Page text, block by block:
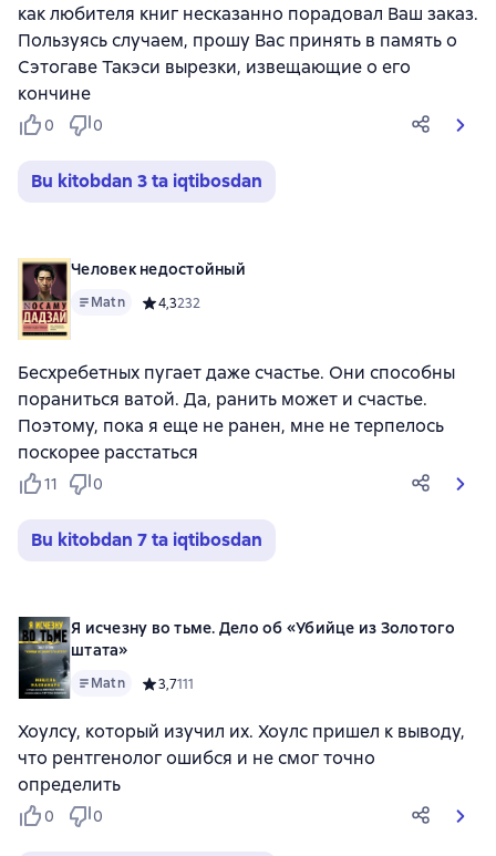
как любителя книг несказанно порадовал Ваш заказ.
Пользуясь случаем, прошу Вас принять в память о
Сэтогаве Такэси вырезки, извещающие о его
кончине
0 0
Bu kitobdan 3 ta iqtibosdan
Человек недостойный
Matn Средний рейтинг 4,3 на основе 232 оценок
4,3232
Бесхребетных пугает даже счастье. Они способны
пораниться ватой. Да, ранить может и счастье.
Поэтому, пока я еще не ранен, мне не терпелось
поскорее расстаться
11 0
Bu kitobdan 7 ta iqtibosdan
Я исчезну во тьме. Дело об «Убийце из Золотого
штата»
Matn Средний рейтинг 3,7 на основе 111 оценок
3,7111
Хоулсу, который изучил их. Хоулс пришел к выводу,
что рентгенолог ошибся и не смог точно
определить
0 0